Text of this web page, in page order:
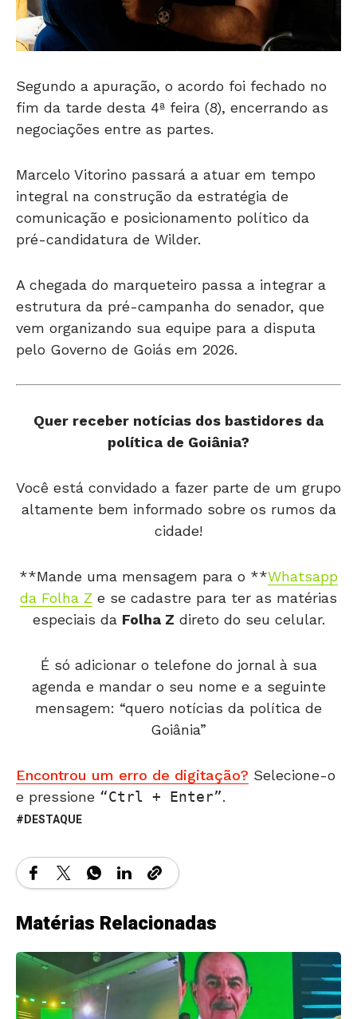
Segundo a apuração, o acordo foi fechado no
fim da tarde desta 4ª feira (8), encerrando as
negociações entre as partes.
Marcelo Vitorino passará a atuar em tempo
integral na construção da estratégia de
comunicação e posicionamento político da
pré-candidatura de Wilder.
A chegada do marqueteiro passa a integrar a
estrutura da pré-campanha do senador, que
vem organizando sua equipe para a disputa
pelo Governo de Goiás em 2026.
Quer receber notícias dos bastidores da
política de Goiânia?
Você está convidado a fazer parte de um grupo
altamente bem informado sobre os rumos da
cidade!
**Mande uma mensagem para o **Whatsapp
da Folha Z e se cadastre para ter as matérias
especiais da Folha Z direto do seu celular.
É só adicionar o telefone do jornal à sua
agenda e mandar o seu nome e a seguinte
mensagem: “quero notícias da política de
Goiânia”
Encontrou um erro de digitação? Selecione-o
e pressione
Ctrl + Enter .
DESTAQUE
Matérias Relacionadas